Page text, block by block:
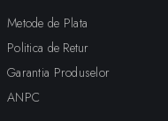
Metode de Plata
Politica de Retur
Garantia Produselor
ANPC